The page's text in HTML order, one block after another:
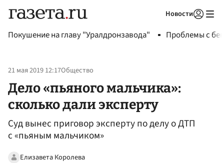
Новости
Покушение на главу "Уралдронзавода" Проблемы с
21 мая 2019 12:17Общество
Дело «пьяного мальчика»:
сколько дали эксперту
Суд вынес приговор эксперту по делу о ДТП
с «пьяным мальчиком»
Елизавета Королева